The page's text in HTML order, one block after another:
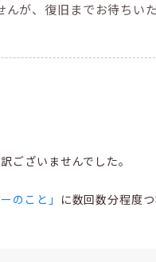
が、復旧までお待ちい
ございませんでした。
のこと」 に数回数分程度